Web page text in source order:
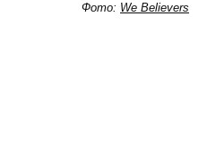
Фото: We Believers